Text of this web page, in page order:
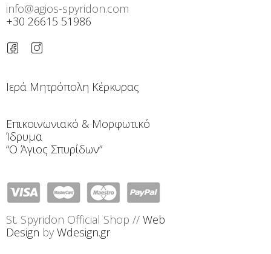
info@agios-spyridon.com
+30 26615 51986
Ιερά Μητρόπολη Κέρκυρας
Επικοινωνιακό & Μορφωτικό
Ίδρυμα
“Ο Άγιος Σπυρίδων”
St. Spyridon Official Shop // Web
Design by Wdesign.gr